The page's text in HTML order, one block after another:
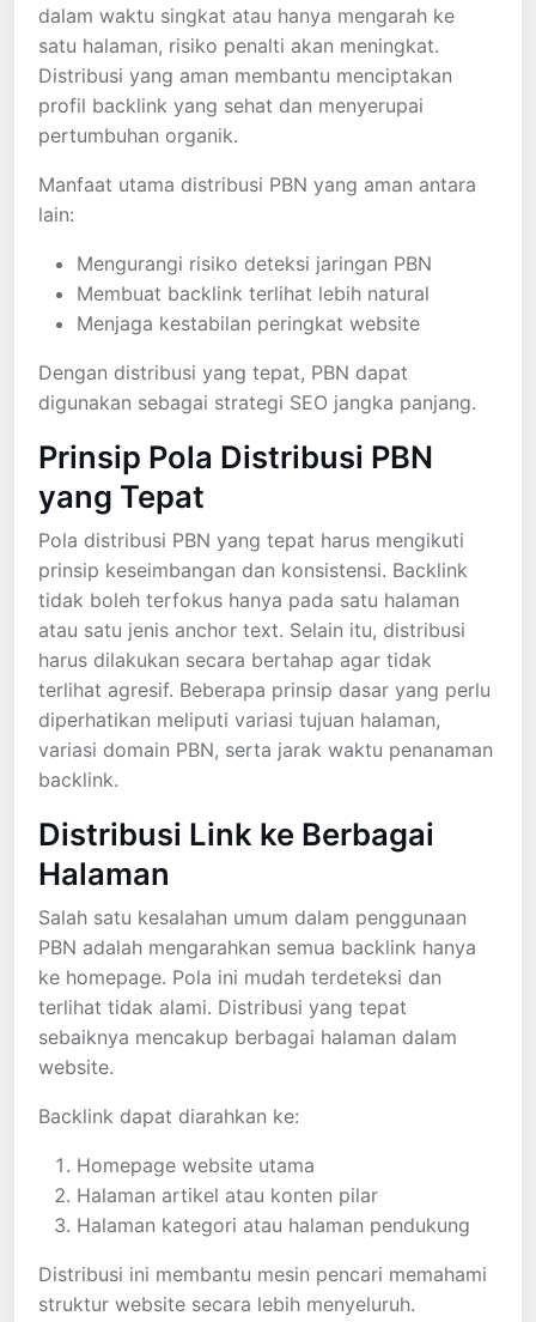
dalam waktu singkat atau hanya mengarah ke
satu halaman, risiko penalti akan meningkat.
Distribusi yang aman membantu menciptakan
profil backlink yang sehat dan menyerupai
pertumbuhan organik.
Manfaat utama distribusi PBN yang aman antara
lain:
Mengurangi risiko deteksi jaringan PBN
Membuat backlink terlihat lebih natural
Menjaga kestabilan peringkat website
Dengan distribusi yang tepat, PBN dapat
digunakan sebagai strategi SEO jangka panjang.
Prinsip Pola Distribusi PBN
yang Tepat
Pola distribusi PBN yang tepat harus mengikuti
prinsip keseimbangan dan konsistensi. Backlink
tidak boleh terfokus hanya pada satu halaman
atau satu jenis anchor text. Selain itu, distribusi
harus dilakukan secara bertahap agar tidak
terlihat agresif. Beberapa prinsip dasar yang perlu
diperhatikan meliputi variasi tujuan halaman,
variasi domain PBN, serta jarak waktu penanaman
backlink.
Distribusi Link ke Berbagai
Halaman
Salah satu kesalahan umum dalam penggunaan
PBN adalah mengarahkan semua backlink hanya
ke homepage. Pola ini mudah terdeteksi dan
terlihat tidak alami. Distribusi yang tepat
sebaiknya mencakup berbagai halaman dalam
website.
Backlink dapat diarahkan ke:
Homepage website utama
Halaman artikel atau konten pilar
Halaman kategori atau halaman pendukung
Distribusi ini membantu mesin pencari memahami
struktur website secara lebih menyeluruh.